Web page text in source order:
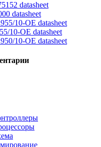
datasheet
datasheet
10-OE datasheet
10-OE datasheet
10-OE datasheet